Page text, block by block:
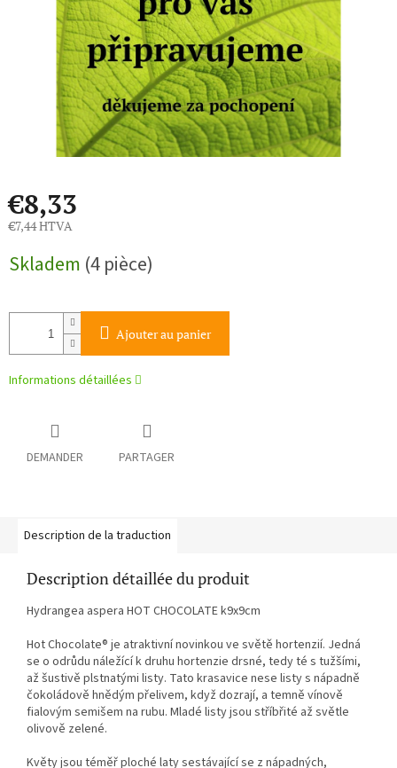
€8,33
€7,44 HTVA
de
Skladem (4 pièce)
Ajouter au panier
Informations détaillées
DEMANDER PARTAGER
Description de la traduction
Description détaillée du produit
Hydrangea aspera HOT CHOCOLATE k9x9cm
Hot Chocolate® je atraktivní novinkou ve světě hortenzií. Jedná
se o odrůdu náležící k druhu hortenzie drsné, tedy té s tužšími,
až šustivě plstnatými listy. Tato krasavice nese listy s nápadně
čokoládově hnědým přelivem, když dozrají, a temně vínově
fialovým semišem na rubu. Mladé listy jsou stříbřité až světle
olivově zelené.
Květy jsou téměř ploché laty sestávající se z nápadných,